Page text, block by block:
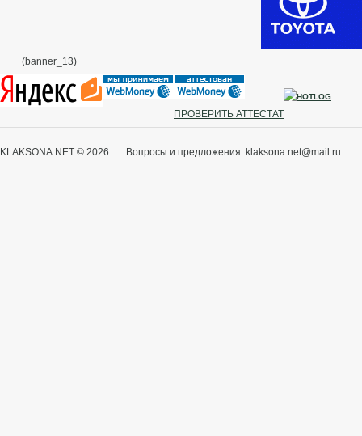
(banner_13)
ПРОВЕРИТЬ АТТЕСТАТ
KLAKSONA.NET © 2026 Вопросы и предложения: klaksona.net@mail.ru